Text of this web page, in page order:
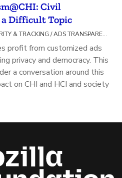
Civil
Difficult Topic
PRIVACY, SECURITY & TRACKING / ADS TRANSPARENCY / RESPONSIBLE TECHNOLOGY
profit from customized ads
privacy and democracy. This
a conversation around this
on CHI and HCI and society